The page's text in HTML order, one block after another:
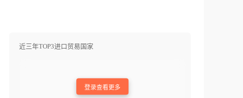
近三年TOP3进口贸易国家
登录查看更多